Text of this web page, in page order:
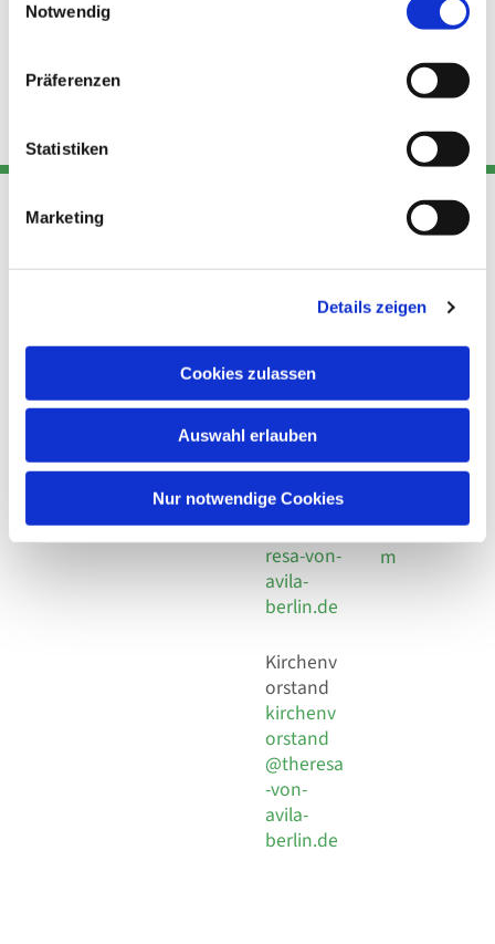
Notwendig
Präferenzen
Statistiken
Marketing
Details zeigen
Cookies zulassen
Auswahl erlauben
Nur notwendige Cookies
Adresse
Kirchengemeinde Pfarrei
Hl. Theresa von Avila Berlin
Leitender Pfarrer - Norbert
Behaimstr. 39
Kont
Telefon
+49 30
924 64 28
Fax +49
30 924 54
18
E-Mail
info@the
resa-von-
avila-
berlin.de
Kirchenv
orstand
kirchenv
orstand
@theresa
-von-
avila-
berlin.de
Links
Datensch
utz
Social
Impressu
m